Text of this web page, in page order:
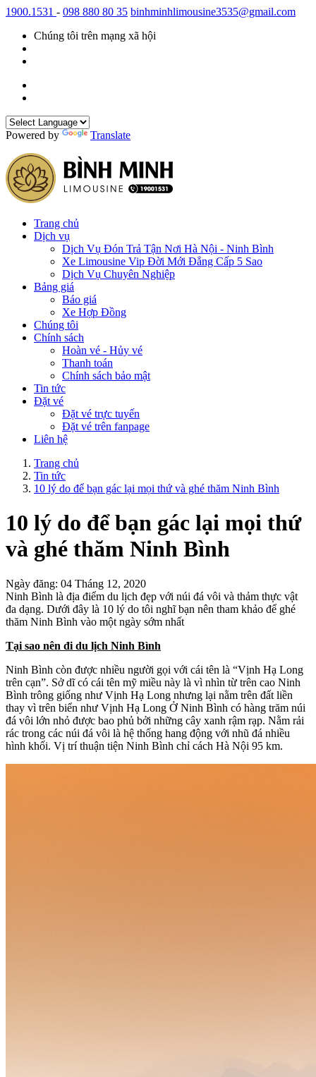
1900.1531 - 098 880 80 35 binhminhlimousine3535@gmail.com
Chúng tôi trên mạng xã hội
Powered by Translate
Trang chủ
Dịch vụ
Dịch Vụ Đón Trả Tận Nơi Hà Nội - Ninh Bình
Xe Limousine Vip Đời Mới Đẳng Cấp 5 Sao
Dịch Vụ Chuyên Nghiệp
Bảng giá
Báo giá
Xe Hợp Đồng
Chúng tôi
Chính sách
Hoàn vé - Hủy vé
Thanh toán
Chính sách bảo mật
Tin tức
Đặt vé
Đặt vé trực tuyến
Đặt vé trên fanpage
Liên hệ
Trang chủ
Tin tức
10 lý do để bạn gác lại mọi thứ và ghé thăm Ninh Bình
10 lý do để bạn gác lại mọi thứ
và ghé thăm Ninh Bình
Ngày đăng: 04 Tháng 12, 2020
Ninh Bình là địa điểm du lịch đẹp với núi đá vôi và thảm thực vật
đa dạng. Dưới đây là 10 lý do tôi nghĩ bạn nên tham khảo để ghé
thăm Ninh Bình vào một ngày sớm nhất
Tại sao nên đi du lịch Ninh Bình
Ninh Bình còn được nhiều người gọi với cái tên là “Vịnh Hạ Long
trên cạn”. Sở dĩ có cái tên mỹ miều này là vì nhìn từ trên cao Ninh
Bình trông giống như Vịnh Hạ Long nhưng lại nằm trên đất liền
thay vì trên biển như Vịnh Hạ Long Ở Ninh Bình có hàng trăm núi
đá vôi lớn nhỏ được bao phủ bởi những cây xanh rậm rạp. Nằm rải
rác trong các núi đá vôi là hệ thống hang động với nhũ đá nhiều
hình khối. Vị trí thuận tiện Ninh Bình chỉ cách Hà Nội 95 km.